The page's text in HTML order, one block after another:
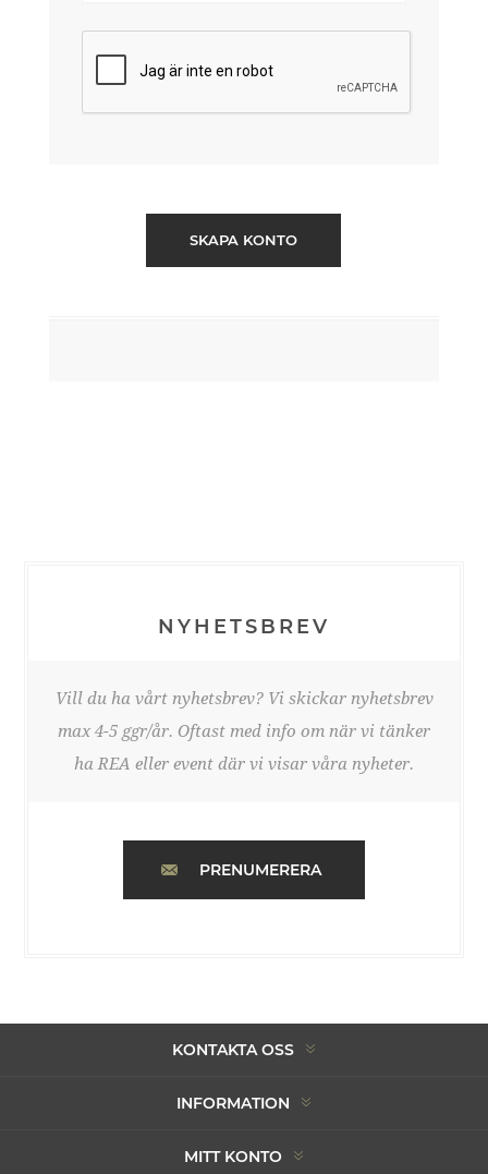
SKAPA KONTO
NYHETSBREV
Vill du ha vårt nyhetsbrev? Vi skickar nyhetsbrev
max 4-5 ggr/år. Oftast med info om när vi tänker
ha REA eller event där vi visar våra nyheter.
PRENUMERERA
KONTAKTA OSS
INFORMATION
MITT KONTO